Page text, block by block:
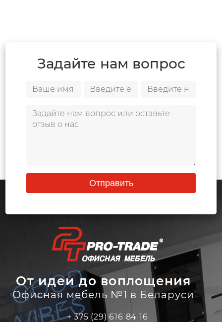
Задайте нам вопрос
Отправить
От идеи до воплощения
Офисная мебель №1 в Беларуси
+ 375 (29) 616 84 16